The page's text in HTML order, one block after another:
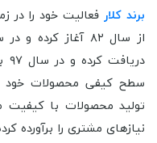
برند کلار فعالیت خود را در
سطح کیفی محصولات خود
تولید محصولات با
نیازهای مشتری را برآورده